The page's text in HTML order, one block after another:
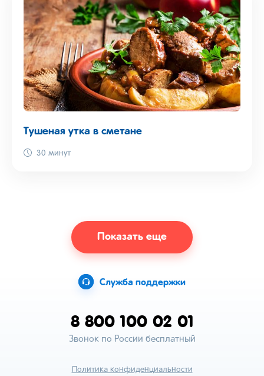
Тушеная утка в сметане
30 минут
Показать еще
Служба поддержки
8 800 100 02 01
Звонок по России бесплатный
Политика конфиденциальности